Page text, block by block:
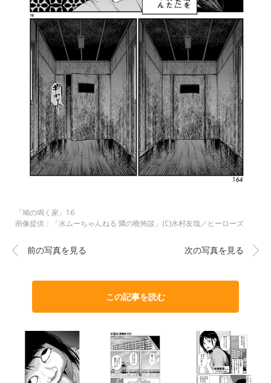
「鳩の鳴く家」16
画像提供：「水ムーちゃんねる 隣の晩怖談」(C)水村友哉／ヒーローズ
前の写真を見る 次の写真を見る
この記事を読む